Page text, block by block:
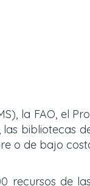
la FAO, el
bibliotecas
o de bajo
recursos de